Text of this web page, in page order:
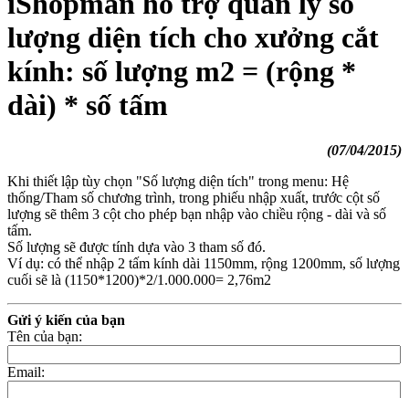
lượng diện tích cho xưởng cắt
kính: số lượng m2 = (rộng *
dài) * số tấm
(07/04/2015)
Khi thiết lập tùy chọn "Số lượng diện tích" trong menu: Hệ
thống/Tham số chương trình, trong phiếu nhập xuất, trước cột số
lượng sẽ thêm 3 cột cho phép bạn nhập vào chiều rộng - dài và số
tấm.
Số lượng sẽ được tính dựa vào 3 tham số đó.
Ví dụ: có thể nhập 2 tấm kính dài 1150mm, rộng 1200mm, số lượng
cuối sẽ là (1150*1200)*2/1.000.000= 2,76m2
Gửi ý kiến của bạn
Tên của bạn:
Email: